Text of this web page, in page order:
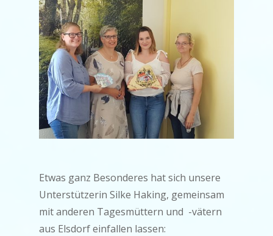
Etwas ganz Besonderes hat sich unsere
Unterstützerin Silke Haking, gemeinsam
mit anderen Tagesmüttern und -vätern
aus Elsdorf einfallen lassen: